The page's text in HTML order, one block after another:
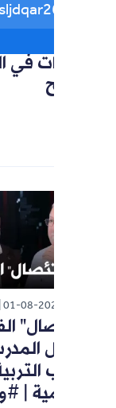
قرومي: جميع
في الجزائر |
17:47
الفرنسية
المدرسي
| #واضح